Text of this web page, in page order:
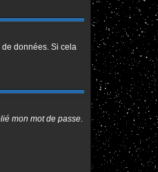
de données. Si cela
mon mot de passe.